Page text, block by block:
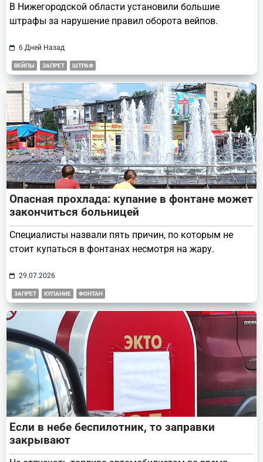
В Нижегородской области установили большие
штрафы за нарушение правил оборота вейпов.
6 Дней Назад
ВЕЙПЫ ЗАПРЕТ ШТРАФ
Опасная прохлада: купание в фонтане может
закончиться больницей
Специалисты назвали пять причин, по которым не
стоит купаться в фонтанах несмотря на жару.
29.07.2026
ЗАПРЕТ КУПАНИЕ ФОНТАН
Если в небе беспилотник, то заправки
закрывают